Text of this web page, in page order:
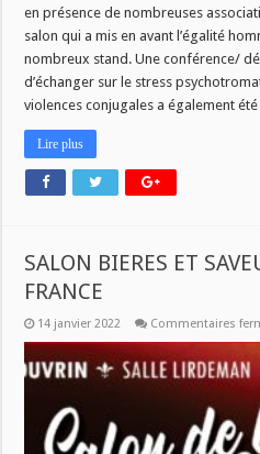
en présence de nombreuses
salon qui a mis en avant l’égalité
nombreux stand. Une conférence/
d’échanger sur le stress
violences conjugales a également
Lire plus
SALON BIERES ET
FRANCE
14 janvier 2022 Commentaires